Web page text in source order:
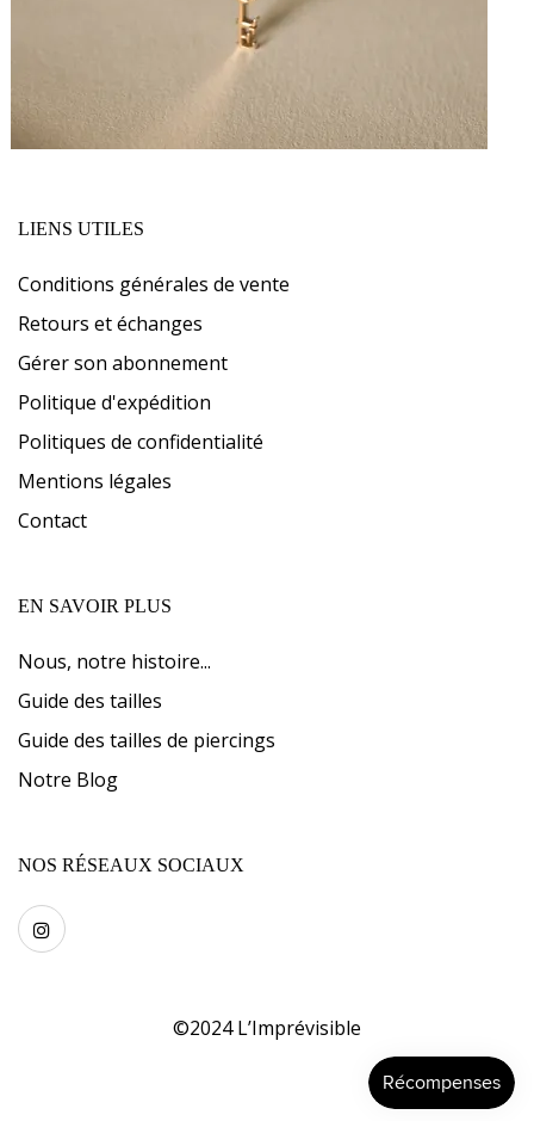
LIENS UTILES
Conditions générales de vente
Retours et échanges
Gérer son abonnement
Politique d'expédition
Politiques de confidentialité
Mentions légales
Contact
EN SAVOIR PLUS
Nous, notre histoire...
Guide des tailles
Guide des tailles de piercings
Notre Blog
NOS RÉSEAUX SOCIAUX
©2024L’Imprévisible